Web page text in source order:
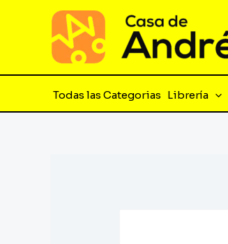
contenido
Todas las Categorias Librería